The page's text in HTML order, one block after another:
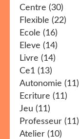
Centre (30)
Flexible (22)
Ecole (16)
Eleve (14)
Livre (14)
Ce1 (13)
Autonomie (11)
Ecriture (11)
Jeu (11)
Professeur (11)
Atelier (10)